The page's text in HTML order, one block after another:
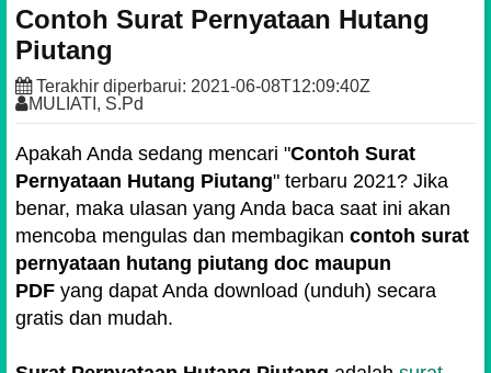
Contoh Surat Pernyataan Hutang
Piutang
Terakhir diperbarui: 2021-06-08T12:09:40Z
MULIATI, S.Pd
Apakah Anda sedang mencari "Contoh Surat
Pernyataan Hutang Piutang" terbaru 2021? Jika
benar, maka ulasan yang Anda baca saat ini akan
mencoba mengulas dan membagikan contoh surat
pernyataan hutang piutang doc maupun
PDF yang dapat Anda download (unduh) secara
gratis dan mudah.